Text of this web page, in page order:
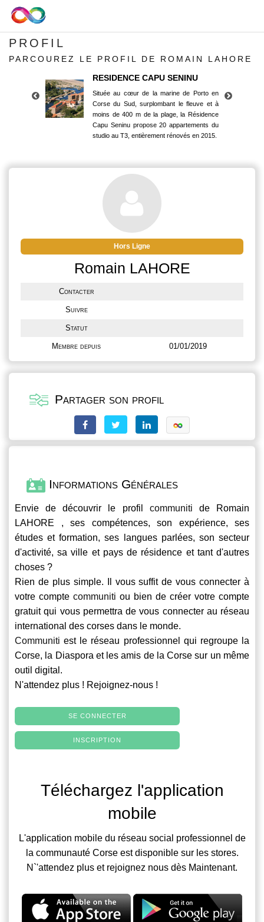
PROFIL
PARCOUREZ LE PROFIL DE ROMAIN LAHORE
RESIDENCE CAPU SENINU
Située au cœur de la marine de Porto en
Corse du Sud, surplombant le fleuve et à
moins de 400 m de la plage, la Résidence
Capu Seninu propose 20 appartements du
studio au T3, entièrement rénovés en 2015.
Corse du Sud, surplombant le fleuve et à
moins de 400 m de la plage, la Résidence
Capu Seninu propose 20 appartements du
studio au T3, entièrement rénovés en 2015.
Hors Ligne
Romain LAHORE
Contacter
Suivre
Statut
Membre depuis 01/01/2019
Partager son profil
Informations Générales
Envie de découvrir le profil communiti de Romain
LAHORE , ses compétences, son expérience, ses
études et formation, ses langues parlées, son secteur
d'activité, sa ville et pays de résidence et tant d'autres
choses ?
Rien de plus simple. Il vous suffit de vous connecter à
votre compte communiti ou bien de créer votre compte
gratuit qui vous permettra de vous connecter au réseau
international des corses dans le monde.
Communiti est le réseau professionnel qui regroupe la
Corse, la Diaspora et les amis de la Corse sur un même
outil digital.
N'attendez plus ! Rejoignez-nous !
SE CONNECTER
INSCRIPTION
Téléchargez l'application
mobile
L'application mobile du réseau social professionnel de
la communauté Corse est disponible sur les stores.
N`'attendez plus et rejoignez nous dès Maintenant.